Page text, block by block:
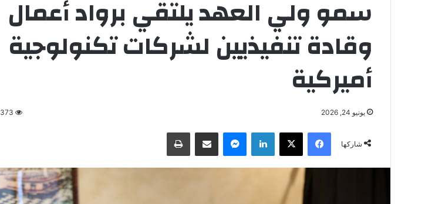
سمو ولي العهد يلتقي برواد أعمال
وقادة تنفيذيين لشركات تكنولوجية
أميركية
يونيو 24, 2026 373
شاركها
فيسبوك لينكدإن